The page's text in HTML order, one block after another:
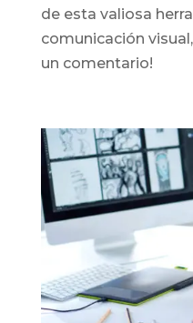
de esta valiosa
comunicación
un comentario!